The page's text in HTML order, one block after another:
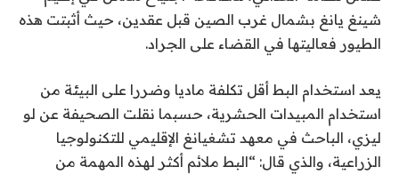
شينغ يانغ بشمال غرب الصين قبل عقدين، حيث أثبتت هذه
الطيور فعاليتها في القضاء على الجراد.
يعد استخدام البط أقل تكلفة ماديا وضررا على البيئة من
استخدام المبيدات الحشرية، حسبما نقلت الصحيفة عن لو
ليزي، الباحث في معهد تشغيانغ الإقليمي للتكنولوجيا
الزراعية، والذي قال: “البط ملائم أكثر لهذه المهمة من